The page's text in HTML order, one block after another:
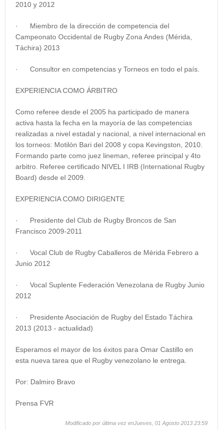
2010 y 2012
· Miembro de la dirección de competencia del
Campeonato Occidental de Rugby Zona Andes (Mérida,
Táchira) 2013
· Consultor en competencias y Torneos en todo el país.
EXPERIENCIA COMO ÁRBITRO
Como referee desde el 2005 ha participado de manera
activa hasta la fecha en la mayoría de las competencias
realizadas a nivel estadal y nacional, a nivel internacional en
los torneos: Motilón Bari del 2008 y copa Kevingston, 2010.
Formando parte como juez lineman, referee principal y 4to
arbitro. Referee certificado NIVEL I IRB (International Rugby
Board) desde el 2009.
EXPERIENCIA COMO DIRIGENTE
· Presidente del Club de Rugby Broncos de San
Francisco 2009-2011
· Vocal Club de Rugby Caballeros de Mérida Febrero a
Junio 2012
· Vocal Suplente Federación Venezolana de Rugby Junio
2012
· Presidente Asociación de Rugby del Estado Táchira
2013 (2013 - actualidad)
Esperamos el mayor de los éxitos para Omar Castillo en
esta nueva tarea que el Rugby venezolano le entrega.
Por: Dalmiro Bravo
Prensa FVR
Modificado por última vez enJueves, 01 Agosto 2013 23:59